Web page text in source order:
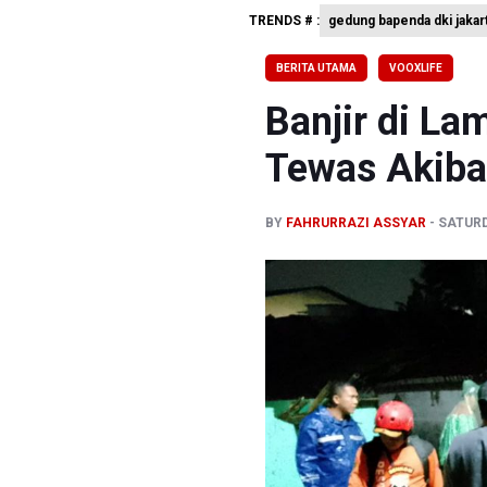
PSSI
Timnas
TRENDS # : gedung bapenda dki
BERITA UTAMA VOOXLIFE
Banjir di
Tewas
BY FAHRURRAZI ASSYAR